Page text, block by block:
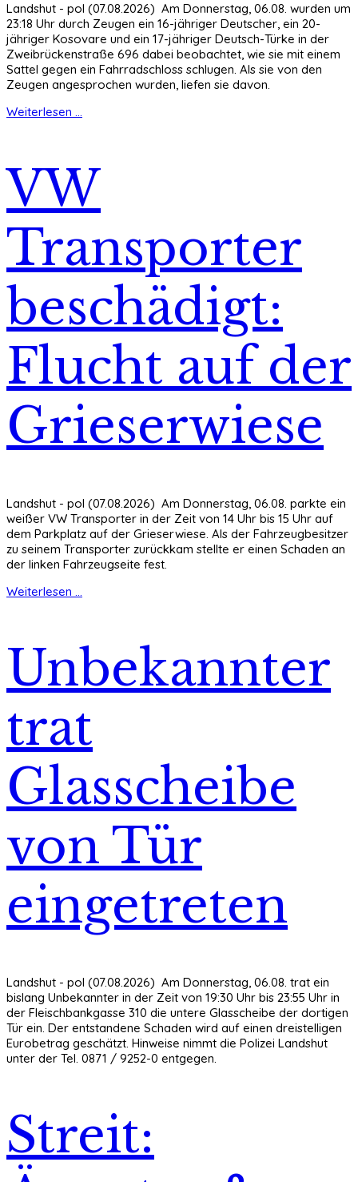
Landshut - pol (07.08.2026) Am Donnerstag, 06.08. wurden um
23:18 Uhr durch Zeugen ein 16-jähriger Deutscher, ein 20-
jähriger Kosovare und ein 17-jähriger Deutsch-Türke in der
Zweibrückenstraße 696 dabei beobachtet, wie sie mit einem
Sattel gegen ein Fahrradschloss schlugen. Als sie von den
Zeugen angesprochen wurden, liefen sie davon.
Weiterlesen ...
VW
Transporter
beschädigt:
Flucht auf der
Grieserwiese
Landshut - pol (07.08.2026) Am Donnerstag, 06.08. parkte ein
weißer VW Transporter in der Zeit von 14 Uhr bis 15 Uhr auf
dem Parkplatz auf der Grieserwiese. Als der Fahrzeugbesitzer
zu seinem Transporter zurückkam stellte er einen Schaden an
der linken Fahrzeugseite fest.
Weiterlesen ...
Unbekannter
trat
Glasscheibe
von Tür
eingetreten
Landshut - pol (07.08.2026) Am Donnerstag, 06.08. trat ein
bislang Unbekannter in der Zeit von 19:30 Uhr bis 23:55 Uhr in
der Fleischbankgasse 310 die untere Glasscheibe der dortigen
Tür ein. Der entstandene Schaden wird auf einen dreistelligen
Eurobetrag geschätzt. Hinweise nimmt die Polizei Landshut
unter der Tel. 0871 / 9252-0 entgegen.
Streit: